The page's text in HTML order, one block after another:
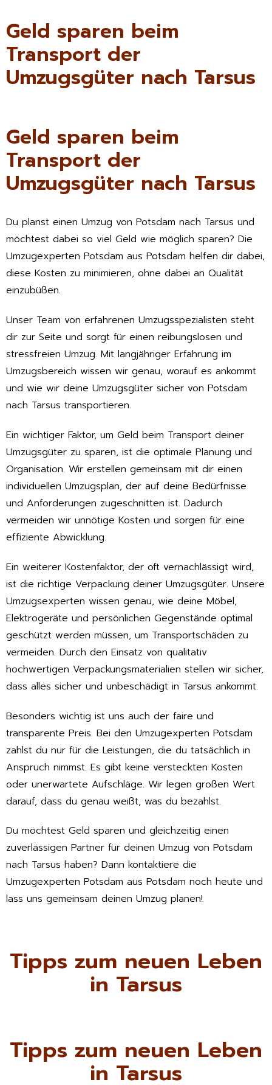
Geld sparen beim
Transport der
Umzugsgüter nach Tarsus
Geld sparen beim
Transport der
Umzugsgüter nach Tarsus
Du planst einen Umzug von Potsdam nach Tarsus und
möchtest dabei so viel Geld wie möglich sparen? Die
Umzugexperten Potsdam aus Potsdam helfen dir dabei,
diese Kosten zu minimieren, ohne dabei an Qualität
einzubüßen.
Unser Team von erfahrenen Umzugsspezialisten steht
dir zur Seite und sorgt für einen reibungslosen und
stressfreien Umzug. Mit langjähriger Erfahrung im
Umzugsbereich wissen wir genau, worauf es ankommt
und wie wir deine Umzugsgüter sicher von Potsdam
nach Tarsus transportieren.
Ein wichtiger Faktor, um Geld beim Transport deiner
Umzugsgüter zu sparen, ist die optimale Planung und
Organisation. Wir erstellen gemeinsam mit dir einen
individuellen Umzugsplan, der auf deine Bedürfnisse
und Anforderungen zugeschnitten ist. Dadurch
vermeiden wir unnötige Kosten und sorgen für eine
effiziente Abwicklung.
Ein weiterer Kostenfaktor, der oft vernachlässigt wird,
ist die richtige Verpackung deiner Umzugsgüter. Unsere
Umzugsexperten wissen genau, wie deine Möbel,
Elektrogeräte und persönlichen Gegenstände optimal
geschützt werden müssen, um Transportschäden zu
vermeiden. Durch den Einsatz von qualitativ
hochwertigen Verpackungsmaterialien stellen wir sicher,
dass alles sicher und unbeschädigt in Tarsus ankommt.
Besonders wichtig ist uns auch der faire und
transparente Preis. Bei den Umzugexperten Potsdam
zahlst du nur für die Leistungen, die du tatsächlich in
Anspruch nimmst. Es gibt keine versteckten Kosten
oder unerwartete Aufschläge. Wir legen großen Wert
darauf, dass du genau weißt, was du bezahlst.
Du möchtest Geld sparen und gleichzeitig einen
zuverlässigen Partner für deinen Umzug von Potsdam
nach Tarsus haben? Dann kontaktiere die
Umzugexperten Potsdam aus Potsdam noch heute und
lass uns gemeinsam deinen Umzug planen!
Tipps zum neuen Leben
in Tarsus
Tipps zum neuen Leben
in Tarsus